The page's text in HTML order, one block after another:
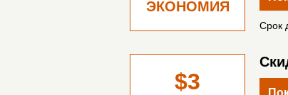
ЭКОНОМИЯ
Срок
$3